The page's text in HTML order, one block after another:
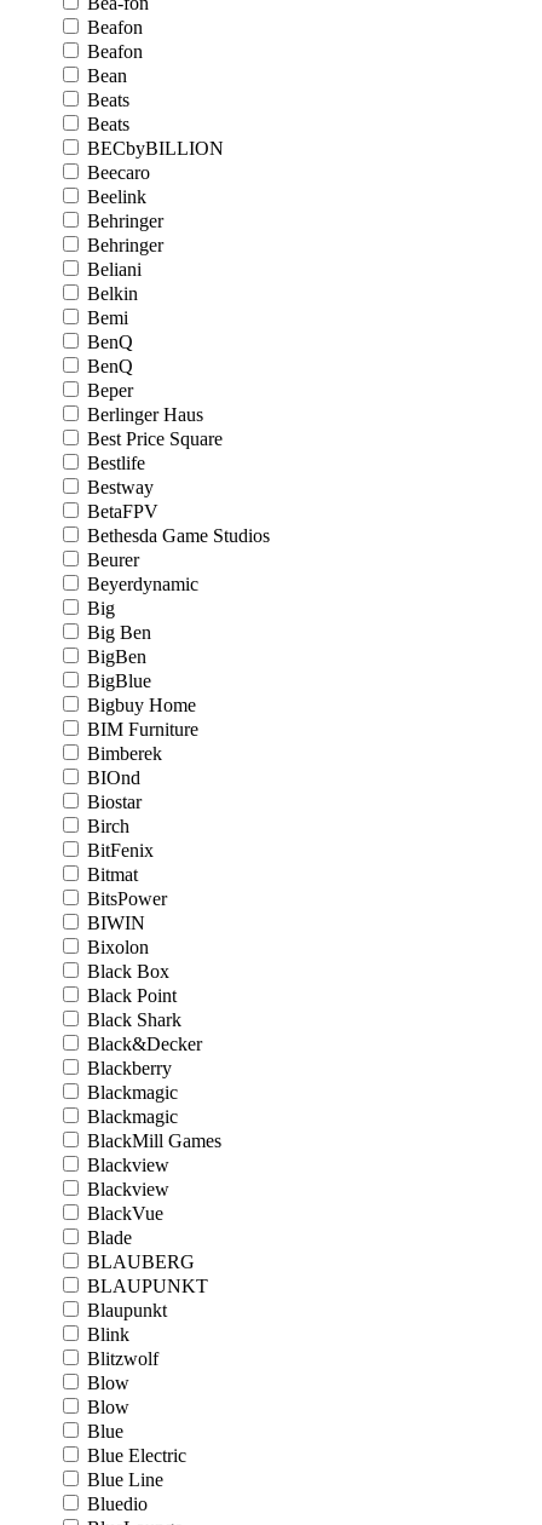
Beafon
Beafon
Bean
Beats
Beats
BECbyBILLION
Beecaro
Beelink
Behringer
Behringer
Beliani
Belkin
Bemi
BenQ
BenQ
Beper
Berlinger Haus
Best Price Square
Bestlife
Bestway
BetaFPV
Bethesda Game Studios
Beurer
Beyerdynamic
Big
Big Ben
BigBen
BigBlue
Bigbuy Home
BIM Furniture
Bimberek
BIOnd
Biostar
Birch
BitFenix
Bitmat
BitsPower
BIWIN
Bixolon
Black Box
Black Point
Black Shark
Black&Decker
Blackberry
Blackmagic
Blackmagic
BlackMill Games
Blackview
Blackview
BlackVue
Blade
BLAUBERG
BLAUPUNKT
Blaupunkt
Blink
Blitzwolf
Blow
Blow
Blue
Blue Electric
Blue Line
Bluedio